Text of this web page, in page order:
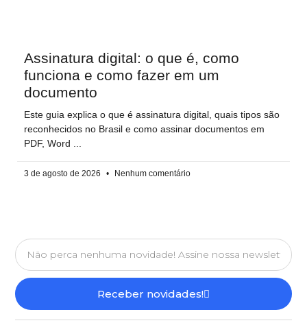
Assinatura digital: o que é, como
funciona e como fazer em um
documento
Este guia explica o que é assinatura digital, quais tipos são
reconhecidos no Brasil e como assinar documentos em
PDF, Word
3 de agosto de 2026 Nenhum comentário
Receber novidades!